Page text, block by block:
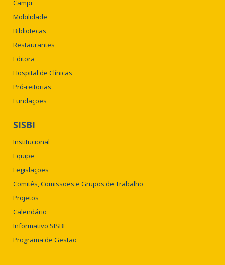
Campi
Mobilidade
Bibliotecas
Restaurantes
Editora
Hospital de Clínicas
Pró-reitorias
Fundações
SISBI
Institucional
Equipe
Legislações
Comitês, Comissões e Grupos de Trabalho
Projetos
Calendário
Informativo SISBI
Programa de Gestão